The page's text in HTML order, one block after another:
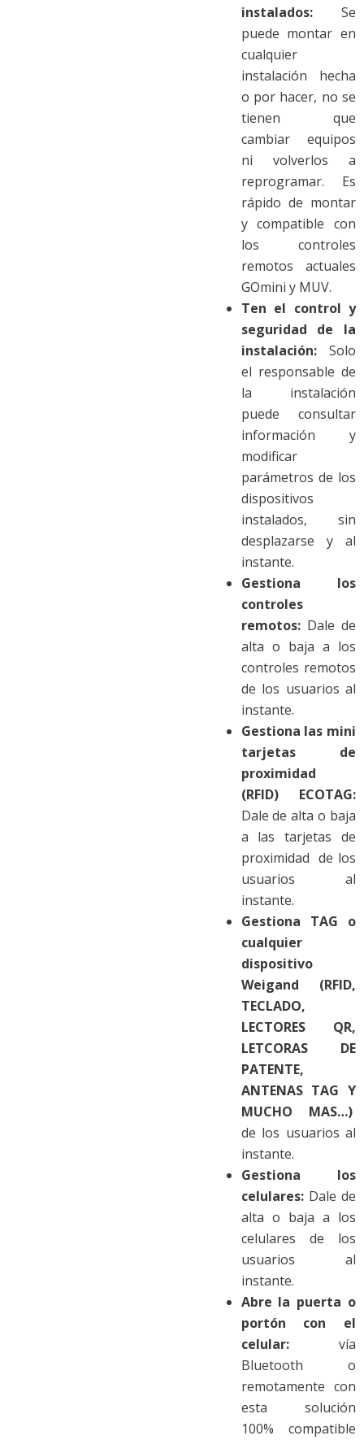
instalados:Se
puede montar en
cualquier
instalación hecha
o por hacer, no se
tienen que
cambiar equipos
ni volverlos a
reprogramar. Es
rápido de montar
y compatible con
los controles
remotos actuales
GOmini y MUV.
Ten el control y
seguridad de la
instalación:Solo
el responsable de
la instalación
puede consultar
información y
modificar
parámetros de los
dispositivos
instalados, sin
desplazarse y al
instante.
Gestiona los
controles
remotos:Dale de
alta o baja a los
controles remotos
de los usuarios al
instante.
Gestiona las mini
tarjetas de
proximidad
(RFID) ECOTAG:
Dale de alta o baja
a las tarjetas de
proximidad de los
usuarios al
instante.
Gestiona TAG o
cualquier
dispositivo
Weigand (RFID,
TECLADO,
LECTORES QR,
LETCORAS DE
PATENTE,
ANTENAS TAG Y
MUCHO MAS…)
de los usuarios al
instante.
Gestiona los
celulares:Dale de
alta o baja a los
celulares de los
usuarios al
instante.
Abre la puerta o
portón con el
celular:vía
Bluetooth o
remotamente con
esta solución
100% compatible